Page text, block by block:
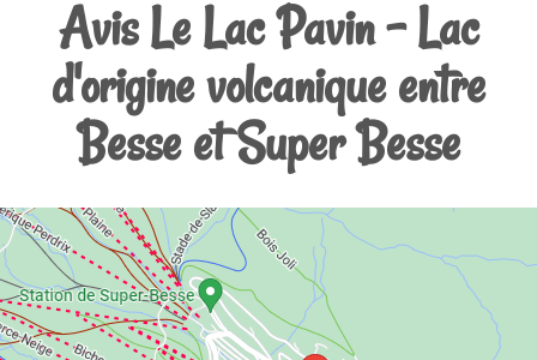
Avis Le Lac Pavin - Lac
d'origine volcanique entre
Besse et Super Besse